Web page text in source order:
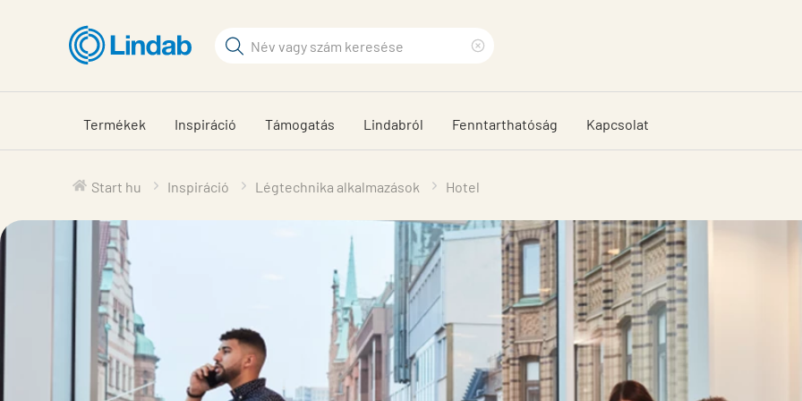
tartalomhoz
Keresési
keresése
search
phrase
Termékek Inspiráció Támogatás Lindabról Fenntarthatóság Kapcsolat
Start hu Inspiráció Légtechnika alkalmazások Hotel